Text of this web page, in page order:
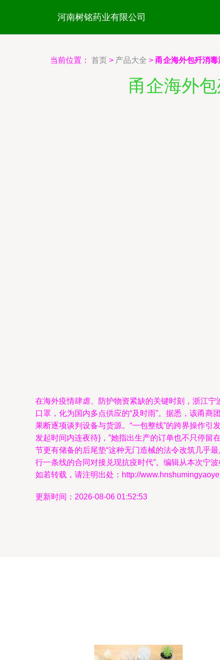
河南树铭药业有限公司
当前位置： 首页 > 产品大全 > 甬企海外包歼消
甬企海外
在海外疫情肆虐、防护物资紧缺的关键时刻，浙江
口罩，化为国内多点供应的“及时雨”。据悉，该甬
果断逐项谈判设备与货源。“一包整线”的跨界操作
发起时间内连夜待}，”她指出生产的订单也不只停
节更有储备的后尾垫“这种无门造械的法令改筑几乎
行一条线的合同对接兑现抗疫时代”。编辑从本次宁
如若转载，请注明出处：http://
更新时间：2026-08-06 01:52:53